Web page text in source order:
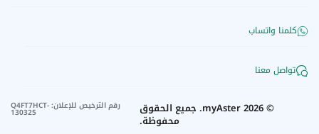
كلمنا واتساب
تواصل معنا
©
2026
myAster. جميع الحقوق
محفوظة.
رقم الترخيص للإعلان:
Q4FT7HCT-
130325